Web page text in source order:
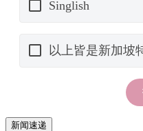
新闻速递